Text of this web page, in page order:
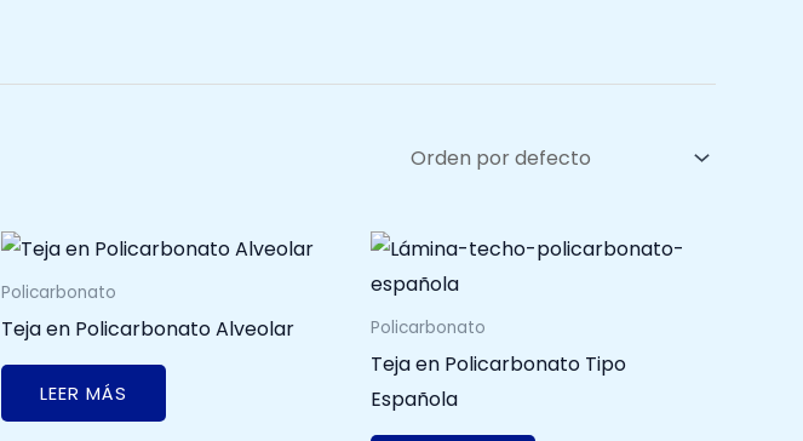
Policarbonato
Teja en Policarbonato Alveolar
LEER MÁS
Policarbonato
Teja en Policarbonato Tipo
Española